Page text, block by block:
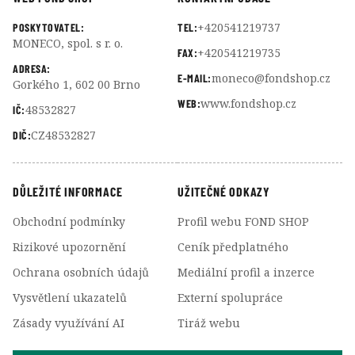
POSKYTOVATEL:
MONECO, spol. s r. o.
ADRESA:
Gorkého 1, 602 00 Brno
IČ:48532827
DIČ:CZ48532827
TEL:+420541219737
FAX:+420541219735
E-MAIL:moneco@fondshop.cz
WEB:www.fondshop.cz
DŮLEŽITÉ INFORMACE
Obchodní podmínky
Rizikové upozornění
Ochrana osobních údajů
Vysvětlení ukazatelů
Zásady využívání AI
UŽITEČNÉ ODKAZY
Profil webu FOND SHOP
Ceník předplatného
Mediální profil a inzerce
Externí spolupráce
Tiráž webu